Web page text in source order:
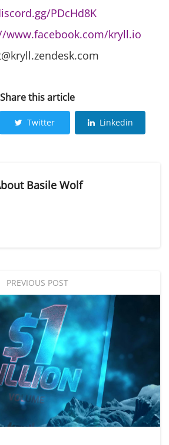
PDcHd8K
www.facebook.com/kryll.io
Share this article
Twitter Linkedin
Basile Wolf
PREVIOUS POST